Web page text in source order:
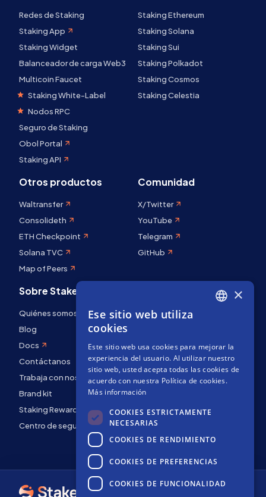
Redes de Staking
Staking App
Staking Widget
Balanceador de carga Web3
Multicoin Faucet
Staking White-Label
Nodos RPC
Seguro de Staking
Obol Portal
Staking API
Staking Ethereum
Staking Solana
Staking Sui
Staking Polkadot
Staking Cosmos
Staking Celestia
Otros productos
Waltransfer
Consolideth
ETH Checkpoint
Solana TVC
Map of Peers
Comunidad
X/Twitter
YouTube
Telegram
GitHub
Sobre Stakely
Quiénes somos
Blog
Docs
Contáctanos
Trabaja con nosotros
Brand kit
Staking Rewards
Centro de seguridad
FRENCH
×
Ese sitio web utiliza
cookies
Este sitio web usa cookies para mejorar la
experiencia del usuario. Al utilizar nuestro
sitio web, usted acepta todas las cookies de
acuerdo con nuestra Política de cookies.
Más información
COOKIES ESTRICTAMENTE
NECESARIAS
COOKIES DE RENDIMIENTO
COOKIES DE PREFERENCIAS
COOKIES DE FUNCIONALIDAD